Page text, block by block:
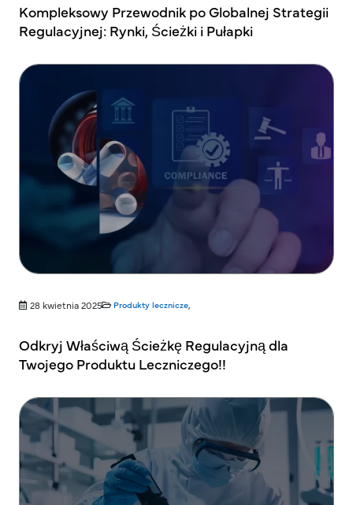
Kompleksowy Przewodnik po Globalnej Strategii
Regulacyjnej: Rynki, Ścieżki i Pułapki
28 kwietnia 2025 Produkty lecznicze
Odkryj Właściwą Ścieżkę Regulacyjną dla
Twojego Produktu Leczniczego!!